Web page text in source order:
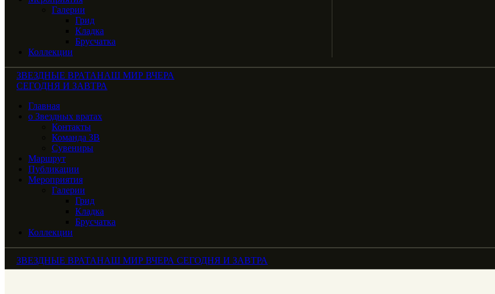
Галерии
Грид
Кладка
Брусчатка
Коллекции
ЗВЕЗДНЫЕ ВРАТАНАШ МИР ВЧЕРА
СЕГОДНЯ И ЗАВТРА
Главная
о Звездных вратах
Контакты
Команда ЗВ
Сувениры
Маршрут
Публикации
Мероприятия
Галерии
Грид
Кладка
Брусчатка
Коллекции
ЗВЕЗДНЫЕ ВРАТАНАШ МИР ВЧЕРА СЕГОДНЯ И ЗАВТРА